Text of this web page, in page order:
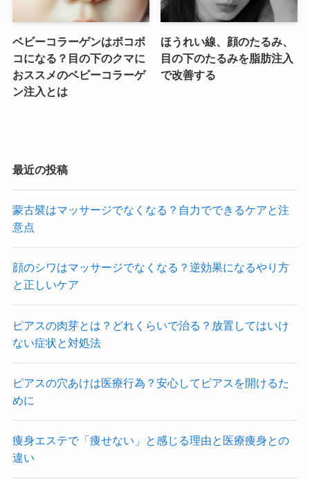
ベビーコラーゲンはボコボ
コになる？目の下のクマに
おススメのベビーコラーゲ
ン注入とは
ほうれい線、顔のたるみ、
目の下のたるみを脂肪注入
で改善する
最近の投稿
蒙古襞はマッサージでなくなる？自力でできるケアと注
意点
顔のシワはマッサージでなくなる？逆効果になるやり方
と正しいケア
ピアスの肉芽とは？どれくらいで治る？放置してはいけ
ない症状と対処法
ピアスの穴あけは医療行為？安心してピアスを開けるた
めに
痩身エステで「痩せない」と感じる理由と医療痩身との
違い